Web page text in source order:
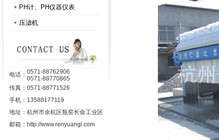
PH计、PH仪器仪表
压滤机
电话： 0571-88762906
0571-88770865
传真： 0571-88771526
手机： 13588177119
地址： 杭州市余杭区瓶窑长命工业区
邮箱： http://www.renyuangl.com